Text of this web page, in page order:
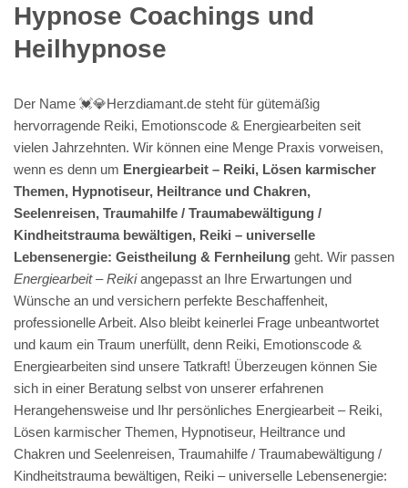
Hypnose Coachings und
Heilhypnose
Der Name 💓️💎Herzdiamant.de steht für gütemäßig
hervorragende Reiki, Emotionscode & Energiearbeiten seit
vielen Jahrzehnten. Wir können eine Menge Praxis vorweisen,
wenn es denn um Energiearbeit – Reiki, Lösen karmischer
Themen, Hypnotiseur, Heiltrance und Chakren,
Seelenreisen, Traumahilfe / Traumabewältigung /
Kindheitstrauma bewältigen, Reiki – universelle
Lebensenergie: Geistheilung & Fernheilung geht. Wir passen
Energiearbeit – Reikiangepasst an Ihre Erwartungen und
Wünsche an und versichern perfekte Beschaffenheit,
professionelle Arbeit. Also bleibt keinerlei Frage unbeantwortet
und kaum ein Traum unerfüllt, denn Reiki, Emotionscode &
Energiearbeiten sind unsere Tatkraft! Überzeugen können Sie
sich in einer Beratung selbst von unserer erfahrenen
Herangehensweise und Ihr persönliches Energiearbeit – Reiki,
Lösen karmischer Themen, Hypnotiseur, Heiltrance und
Chakren und Seelenreisen, Traumahilfe / Traumabewältigung /
Kindheitstrauma bewältigen, Reiki – universelle Lebensenergie: